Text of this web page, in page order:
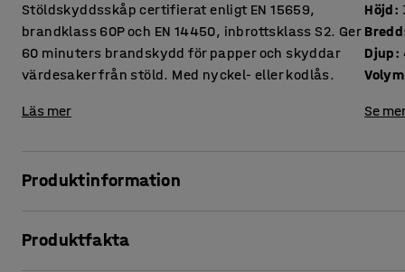
Stöldskyddsskåp certifierat enligt EN 15659,
brandklass 60P och EN 14450, inbrottsklass S2. Ger
60 minuters brandskydd för papper och skyddar
värdesaker från stöld. Med nyckel- eller kodlås.
Läs mer
Höjd:
Bredd
Djup:
Volym
Se
Produktinformation
dokument och värdesaker från både brand och inbrott.
Produktfakta